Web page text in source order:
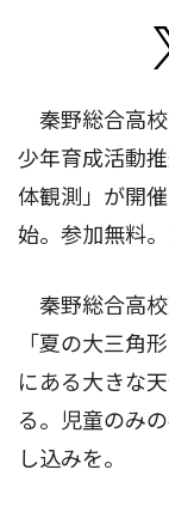
秦野総合高校
少年育成活動
体観測」が開
始。参加無料
秦野総合高校
「夏の大三角
にある大きな
る。児童のみ
し込みを。